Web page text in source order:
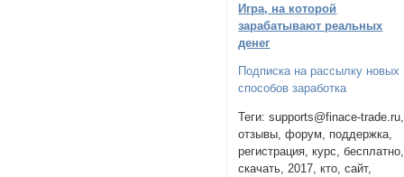
Игра, на которой
зарабатывают реальных
денег
Подписка на рассылку новых
способов заработка
Теги: supports@finace-trade.ru,
отзывы, форум, поддержка,
регистрация, курс, бесплатно,
скачать, 2017, кто, сайт,